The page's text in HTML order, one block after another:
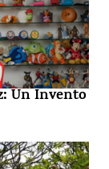
Un Invento